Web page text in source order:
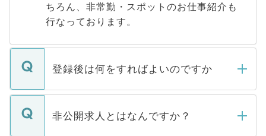
ちろん、非常勤・スポットのお仕事紹介も
行なっております。
登録後は何をすればよいのですか
ご登録いただきましたら、弊社担当者がご
登録内容を確認し、その後メールもしくは
非公開求人とはなんですか？